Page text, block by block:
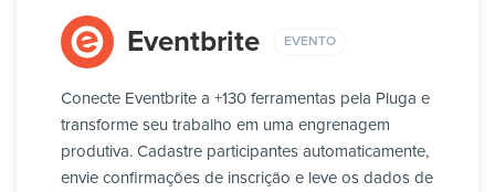
Eventbrite EVENTO
Conecte Eventbrite a +130 ferramentas pela Pluga e
transforme seu trabalho em uma engrenagem
produtiva. Cadastre participantes automaticamente,
envie confirmações de inscrição e leve os dados de